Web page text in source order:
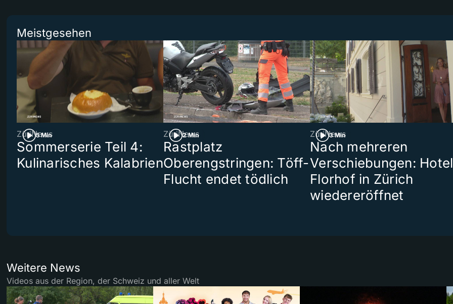
Meistgesehen
5 Min
ZüriNews
Sommerserie Teil 4:
Kulinarisches Kalabrien
2 Min
ZüriNews
Rastplatz
Oberengstringen: Töff-
Flucht endet tödlich
3 Min
ZüriNews
Nach mehreren
Verschiebungen: Hotel
Florhof in Zürich
wiedereröffnet
Weitere News
Videos aus der Region, der Schweiz und aller Welt